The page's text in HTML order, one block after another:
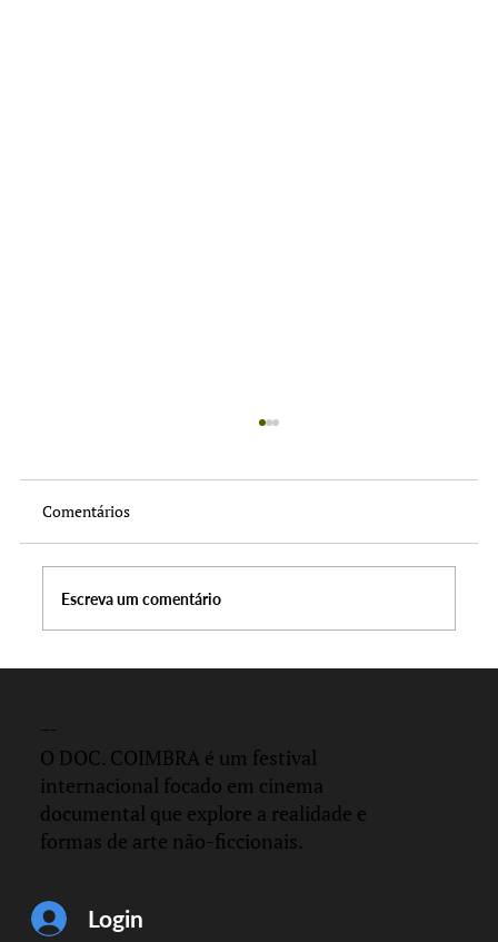
Filmes Selecionados DOC.Coimbra 2026
Comentários
Escreva um comentário
O DOC. COIMBRA é um festival
internacional focado em cinema
documental que explore a realidade e
formas de arte não-ficcionais.
Login